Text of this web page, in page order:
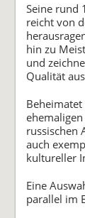
Seine rund
reicht von
hin zu
und
Qualität
russischen
auch
kultureller
Eine
parallel im